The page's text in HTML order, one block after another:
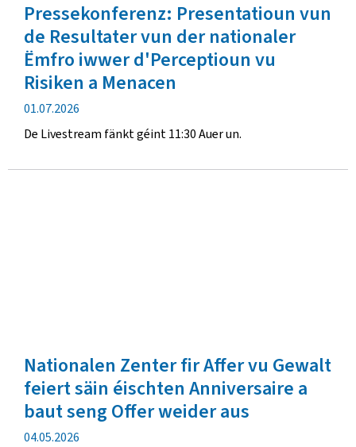
Pressekonferenz: Presentatioun vun
de Resultater vun der nationaler
Ëmfro iwwer d'Perceptioun vu
Risiken a Menacen
Verëffentlechungsdatum
01.07.2026
De Livestream fänkt géint 11:30 Auer un.
Nationalen Zenter fir Affer vu Gewalt
feiert säin éischten Anniversaire a
baut seng Offer weider aus
Verëffentlechungsdatum
04.05.2026